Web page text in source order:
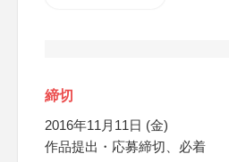
締切
2016年11月11日 (金)
作品提出・応募締切、必着